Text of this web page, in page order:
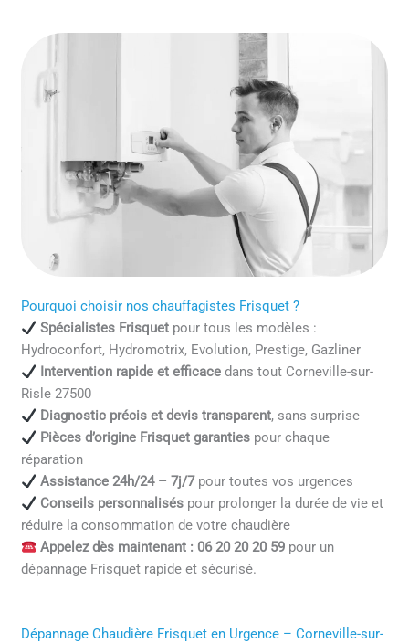
Pourquoi choisir nos chauffagistes Frisquet ?
Spécialistes Frisquetpour tous les modèles :
Hydroconfort, Hydromotrix, Evolution, Prestige, Gazliner
Intervention rapide et efficacedans tout Corneville-sur-
Risle 27500
Diagnostic précis et devis transparent, sans surprise
Pièces d’origine Frisquet garantiespour chaque
réparation
Assistance 24h/24 – 7j/7pour toutes vos urgences
Conseils personnaliséspour prolonger la durée de vie et
réduire la consommation de votre chaudière
Appelez dès maintenant : 06 20 20 20 59pour un
dépannage Frisquet rapide et sécurisé.
Dépannage Chaudière Frisquet en Urgence – Corneville-sur-